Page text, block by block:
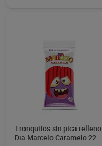
Tronquitos sin pica relleno
Dia Marcelo Caramelo 225